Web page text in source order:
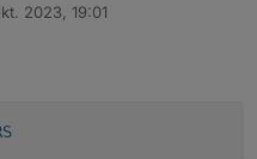
11 drauf, falls das wichtig ist
2023, 19:01